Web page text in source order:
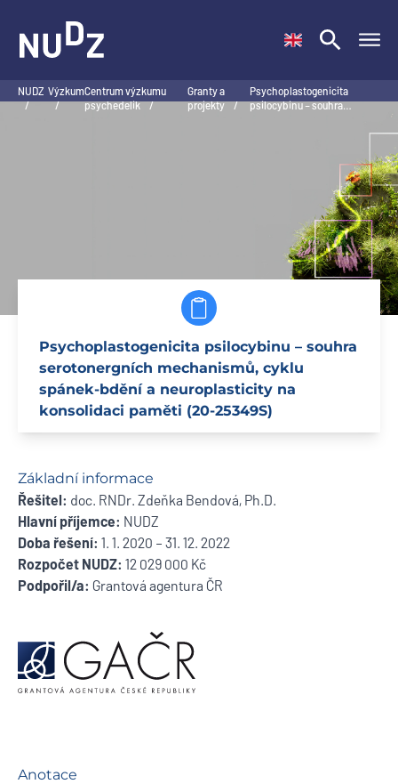
NUDZ
/
Výzkum
/
Centrum výzkumu
psychedelik /
Granty a
projekty /
Psychoplastogenicita
psilocybinu – souhra…
Psychoplastogenicita psilocybinu – souhra
serotonergních mechanismů, cyklu
spánek-bdění a neuroplasticity na
konsolidaci paměti (20-25349S)
Základní informace
Řešitel: doc. RNDr. Zdeňka Bendová, Ph.D.
Hlavní příjemce: NUDZ
Doba řešení: 1. 1. 2020 – 31. 12. 2022
Rozpočet NUDZ: 12 029 000 Kč
Podpořil/a: Grantová agentura ČR
Anotace